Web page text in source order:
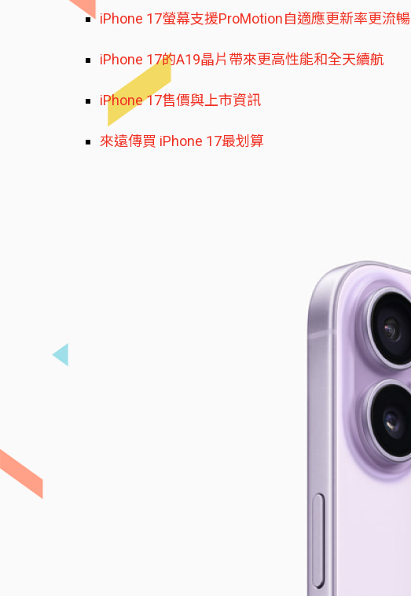
iPhone 17螢幕支援ProMotion自適應更新率更流暢
iPhone 17的A19晶片帶來更高性能和全天續航
iPhone 17售價與上市資訊
來遠傳買 iPhone 17最划算